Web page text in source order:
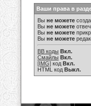
Ваши права в
Вы не можете
Вы не можете
Вы не можете
Вы не можете
BB коды Вкл.
Смайлы Вкл.
[IMG] код Вкл.
HTML код Выкл.